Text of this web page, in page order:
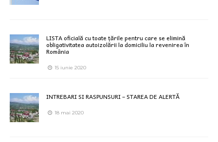
LISTA oficială cu toate țările pentru care se elimină
obligativitatea autoizolării la domiciliu la revenirea în
România
15 iunie 2020
INTREBARI SI RASPUNSURI – STAREA DE ALERTĂ
18 mai 2020